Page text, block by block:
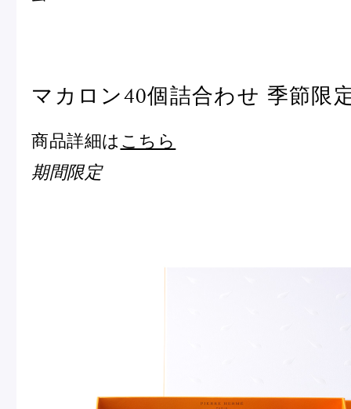
マカロン40個詰合わせ 季節限
商品詳細は こちら
期間限定